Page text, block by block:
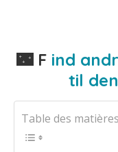
🌃 F ind
til
Table des matières